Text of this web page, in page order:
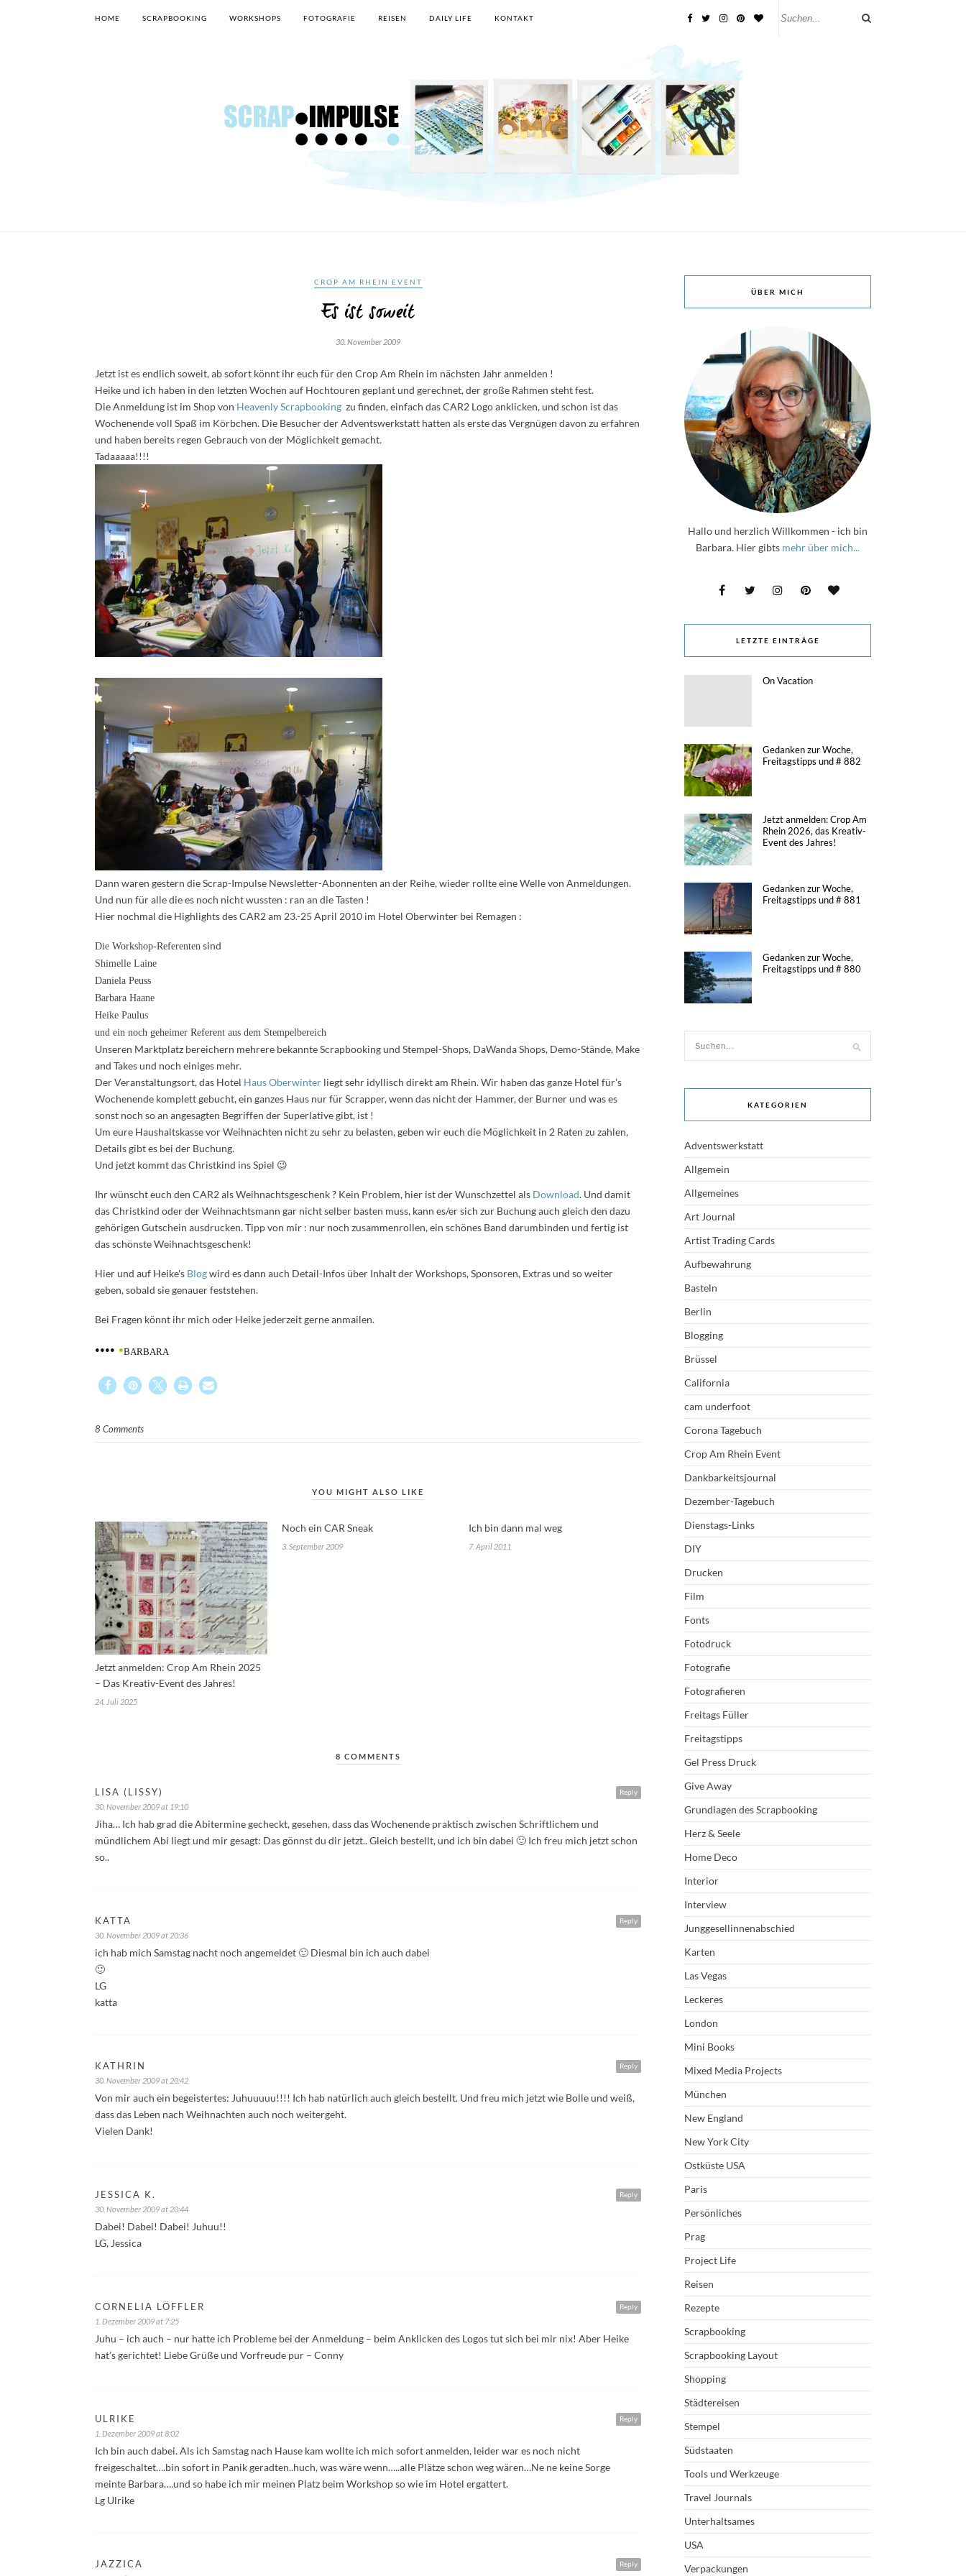
HOME SCRAPBOOKING WORKSHOPS FOTOGRAFIE REISEN DAILY LIFE KONTAKT
CROP AM RHEIN EVENT
Es ist soweit
30. November 2009
Jetzt ist es endlich soweit, ab sofort könnt ihr euch für den Crop Am Rhein im nächsten Jahr anmelden !
Heike und ich haben in den letzten Wochen auf Hochtouren geplant und gerechnet, der große Rahmen steht fest.
Die Anmeldung ist im Shop von Heavenly Scrapbooking zu finden, einfach das CAR2 Logo anklicken, und schon ist das
Wochenende voll Spaß im Körbchen. Die Besucher der Adventswerkstatt hatten als erste das Vergnügen davon zu erfahren
und haben bereits regen Gebrauch von der Möglichkeit gemacht.
Tadaaaaa!!!!
Dann waren gestern die Scrap-Impulse Newsletter-Abonnenten an der Reihe, wieder rollte eine Welle von Anmeldungen.
Und nun für alle die es noch nicht wussten : ran an die Tasten !
Hier nochmal die Highlights des CAR2 am 23.-25 April 2010 im Hotel Oberwinter bei Remagen :
Die Workshop-Referenten sind
Shimelle Laine
Daniela Peuss
Barbara Haane
Heike Paulus
und ein noch geheimer Referent aus dem Stempelbereich
Unseren Marktplatz bereichern mehrere bekannte Scrapbooking und Stempel-Shops, DaWanda Shops, Demo-Stände, Make
and Takes und noch einiges mehr.
Der Veranstaltungsort, das Hotel Haus Oberwinter liegt sehr idyllisch direkt am Rhein. Wir haben das ganze Hotel für's
Wochenende komplett gebucht, ein ganzes Haus nur für Scrapper, wenn das nicht der Hammer, der Burner und was es
sonst noch so an angesagten Begriffen der Superlative gibt, ist !
Um eure Haushaltskasse vor Weihnachten nicht zu sehr zu belasten, geben wir euch die Möglichkeit in 2 Raten zu zahlen,
Details gibt es bei der Buchung.
Und jetzt kommt das Christkind ins Spiel 😉
Ihr wünscht euch den CAR2 als Weihnachtsgeschenk ? Kein Problem, hier ist der Wunschzettel als Download. Und damit
das Christkind oder der Weihnachtsmann gar nicht selber basten muss, kann es/er sich zur Buchung auch gleich den dazu
gehörigen Gutschein ausdrucken. Tipp von mir : nur noch zusammenrollen, ein schönes Band darumbinden und fertig ist
das schönste Weihnachtsgeschenk!
Hier und auf Heike's Blogwird es dann auch Detail-Infos über Inhalt der Workshops, Sponsoren, Extras und so weiter
geben, sobald sie genauer feststehen.
Bei Fragen könnt ihr mich oder Heike jederzeit gerne anmailen.
•••• •BARBARA
8 Comments
YOU MIGHT ALSO LIKE
Jetzt anmelden: Crop Am Rhein 2025
– Das Kreativ-Event des Jahres!
24. Juli 2025
Noch ein CAR Sneak
3. September 2009
Ich bin dann mal weg
7. April 2011
8 COMMENTS
Reply
LISA (LISSY)
30. November 2009 at 19:10
Jiha… Ich hab grad die Abitermine gecheckt, gesehen, dass das Wochenende praktisch zwischen Schriftlichem und
mündlichem Abi liegt und mir gesagt: Das gönnst du dir jetzt.. Gleich bestellt, und ich bin dabei 🙂 Ich freu mich jetzt schon
so..
Reply
KATTA
30. November 2009 at 20:36
ich hab mich Samstag nacht noch angemeldet 🙂 Diesmal bin ich auch dabei
🙂
LG
katta
Reply
KATHRIN
30. November 2009 at 20:42
Von mir auch ein begeistertes: Juhuuuuu!!!! Ich hab natürlich auch gleich bestellt. Und freu mich jetzt wie Bolle und weiß,
dass das Leben nach Weihnachten auch noch weitergeht.
Vielen Dank!
Reply
JESSICA K.
30. November 2009 at 20:44
Dabei! Dabei! Dabei! Juhuu!!
LG, Jessica
Reply
CORNELIA LÖFFLER
1. Dezember 2009 at 7:25
Juhu – ich auch – nur hatte ich Probleme bei der Anmeldung – beim Anklicken des Logos tut sich bei mir nix! Aber Heike
hat’s gerichtet! Liebe Grüße und Vorfreude pur – Conny
Reply
ULRIKE
1. Dezember 2009 at 8:02
Ich bin auch dabei. Als ich Samstag nach Hause kam wollte ich mich sofort anmelden, leider war es noch nicht
freigeschaltet….bin sofort in Panik geradten..huch, was wäre wenn…..alle Plätze schon weg wären…Ne ne keine Sorge
meinte Barbara….und so habe ich mir meinen Platz beim Workshop so wie im Hotel ergattert.
Lg Ulrike
Reply
JAZZICA
ÜBER MICH
Hallo und herzlich Willkommen - ich bin
Barbara. Hier gibts mehr über mich...
LETZTE EINTRÄGE
On Vacation
Gedanken zur Woche,
Freitagstipps und # 882
Jetzt anmelden: Crop Am
Rhein 2026, das Kreativ-
Event des Jahres!
Gedanken zur Woche,
Freitagstipps und # 881
Gedanken zur Woche,
Freitagstipps und # 880
KATEGORIEN
Adventswerkstatt
Allgemein
Allgemeines
Art Journal
Artist Trading Cards
Aufbewahrung
Basteln
Berlin
Blogging
Brüssel
California
cam underfoot
Corona Tagebuch
Crop Am Rhein Event
Dankbarkeitsjournal
Dezember-Tagebuch
Dienstags-Links
DIY
Drucken
Film
Fonts
Fotodruck
Fotografie
Fotografieren
Freitags Füller
Freitagstipps
Gel Press Druck
Give Away
Grundlagen des Scrapbooking
Herz & Seele
Home Deco
Interior
Interview
Junggesellinnenabschied
Karten
Las Vegas
Leckeres
London
Mini Books
Mixed Media Projects
München
New England
New York City
Ostküste USA
Paris
Persönliches
Prag
Project Life
Reisen
Rezepte
Scrapbooking
Scrapbooking Layout
Shopping
Städtereisen
Stempel
Südstaaten
Tools und Werkzeuge
Travel Journals
Unterhaltsames
USA
Verpackungen